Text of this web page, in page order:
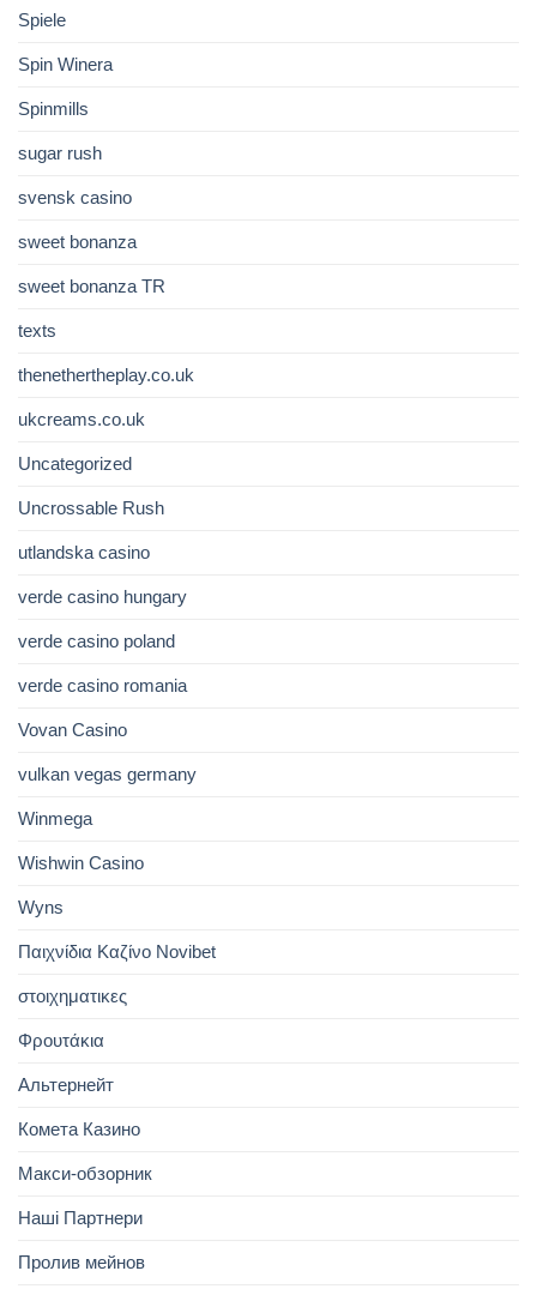
Spiele
Spin Winera
Spinmills
sugar rush
svensk casino
sweet bonanza
sweet bonanza TR
texts
thenethertheplay.co.uk
ukcreams.co.uk
Uncategorized
Uncrossable Rush
utlandska casino
verde casino hungary
verde casino poland
verde casino romania
Vovan Casino
vulkan vegas germany
Winmega
Wishwin Casino
Wyns
Παιχνίδια Καζίνο Novibet
στοιχηματικες
Φρουτάκια
Альтернейт
Комета Казино
Макси-обзорник
Наші Партнери
Пролив мейнов